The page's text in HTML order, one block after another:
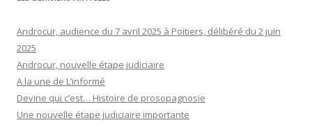
Androcur, audience du 7 avril 2025 à Poitiers, délibéré du 2 juin
2025
Androcur, nouvelle étape judiciaire
A la une de L’informé
Devine qui c’est… Histoire de prosopagnosie
Une nouvelle étape judiciaire importante